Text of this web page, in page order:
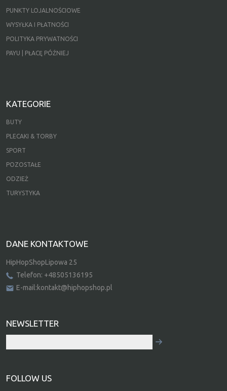
PUNKTY LOJALNOŚCIOWE
WYSYŁKA I PŁATNOŚCI
POLITYKA PRYWATNOŚCI
PAYU | PŁACĘ PÓŹNIEJ
KATEGORIE
BUTY
PLECAKI & TORBY
SPORT
POZOSTAŁE
ODZIEŻ
TURYSTYKA
DANE KONTAKTOWE
HipHopShopLipowa 25
Telefon: +48505136195
E-mail:kontakt@hiphopshop.pl
NEWSLETTER
FOLLOW US